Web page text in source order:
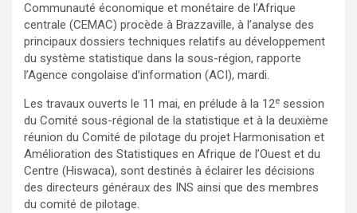
Communauté économique et monétaire de l’Afrique
centrale (CEMAC) procède à Brazzaville, à l’analyse des
principaux dossiers techniques relatifs au développement
du système statistique dans la sous-région, rapporte
l’Agence congolaise d’information (ACI), mardi.
Les travaux ouverts le 11 mai, en prélude à la 12e session
du Comité sous-régional de la statistique et à la deuxième
réunion du Comité de pilotage du projet Harmonisation et
Amélioration des Statistiques en Afrique de l’Ouest et du
Centre (Hiswaca), sont destinés à éclairer les décisions
des directeurs généraux des INS ainsi que des membres
du comité de pilotage.